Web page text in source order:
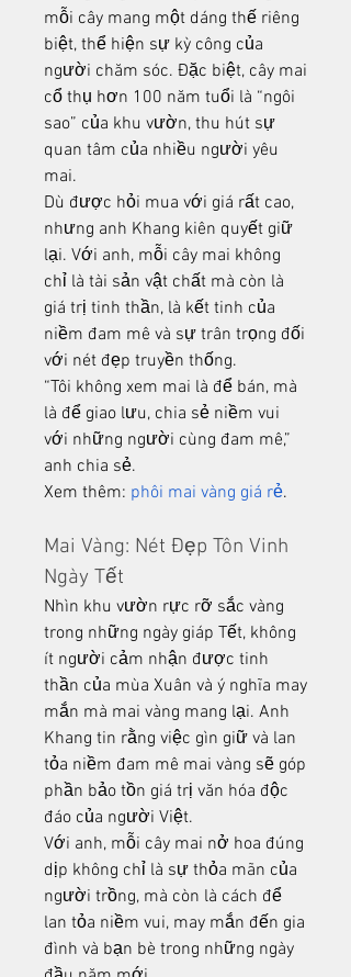
mỗi cây mang một dáng thế riêng
biệt, thể hiện sự kỳ công của
người chăm sóc. Đặc biệt, cây mai
cổ thụ hơn 100 năm tuổi là “ngôi
sao” của khu vườn, thu hút sự
quan tâm của nhiều người yêu
mai.
Dù được hỏi mua với giá rất cao,
nhưng anh Khang kiên quyết giữ
lại. Với anh, mỗi cây mai không
chỉ là tài sản vật chất mà còn là
giá trị tinh thần, là kết tinh của
niềm đam mê và sự trân trọng đối
với nét đẹp truyền thống.
“Tôi không xem mai là để bán, mà
là để giao lưu, chia sẻ niềm vui
với những người cùng đam mê,”
anh chia sẻ.
Xem thêm: phôi mai vàng giá rẻ.
Mai Vàng: Nét Đẹp Tôn Vinh
Ngày Tết
Nhìn khu vườn rực rỡ sắc vàng
trong những ngày giáp Tết, không
ít người cảm nhận được tinh
thần của mùa Xuân và ý nghĩa may
mắn mà mai vàng mang lại. Anh
Khang tin rằng việc gìn giữ và lan
tỏa niềm đam mê mai vàng sẽ góp
phần bảo tồn giá trị văn hóa độc
đáo của người Việt.
Với anh, mỗi cây mai nở hoa đúng
dịp không chỉ là sự thỏa mãn của
người trồng, mà còn là cách để
lan tỏa niềm vui, may mắn đến gia
đình và bạn bè trong những ngày